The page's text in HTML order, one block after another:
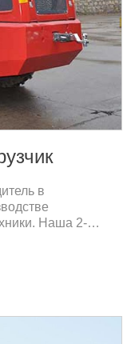
в
Наша 2-
что делает
задач в